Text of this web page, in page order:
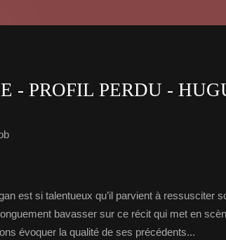
- PROFIL PERDU -
est si talentueux qu’il parvient à ressusciter
bavasser sur ce récit qui met en
évoquer la qualité de ses précédents...